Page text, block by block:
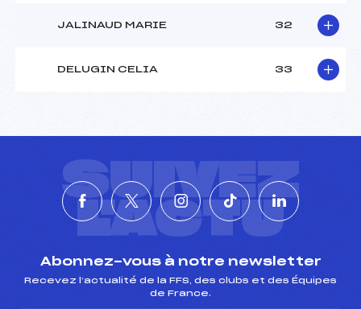
JALINAUD MARIE 32
DELUGIN CELIA 33
SUIVEZ
L'ACTU
Abonnez-vous à notre newsletter
Recevez l’actualité de la FFS, des clubs et des Équipes
de France.